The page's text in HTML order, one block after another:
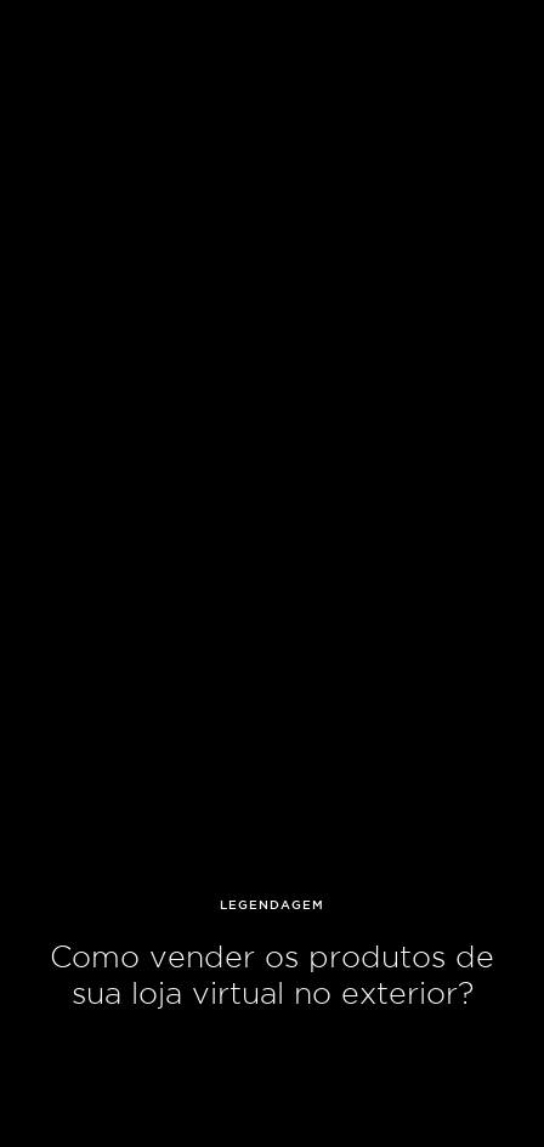
LEGENDAGEM
Como vender os produtos de
sua loja virtual no exterior?